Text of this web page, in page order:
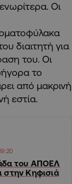
Οι
διαιτητή για
του. Οι
το
από μακρινή
εστία.
του ΑΠΟΕΛ
στην Κηφισιά